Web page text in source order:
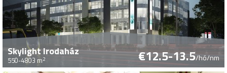
Skylight Irodaház
550-4803 m2 €12.5-13.5/hó/nm